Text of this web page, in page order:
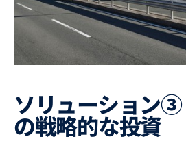
ソリューション③ トラックへ
の戦略的な投資